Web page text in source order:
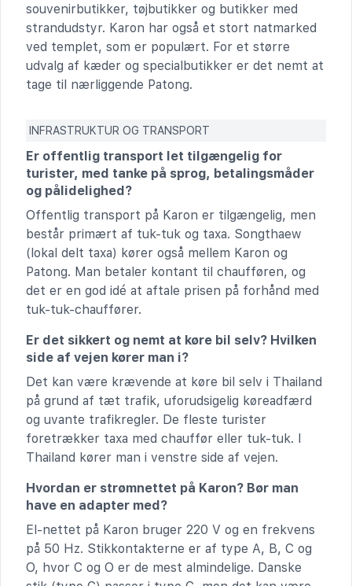
souvenirbutikker, tøjbutikker og butikker med
strandudstyr. Karon har også et stort natmarked
ved templet, som er populært. For et større
udvalg af kæder og specialbutikker er det nemt at
tage til nærliggende Patong.
INFRASTRUKTUR OG TRANSPORT
Er offentlig transport let tilgængelig for
turister, med tanke på sprog, betalingsmåder
og pålidelighed?
Offentlig transport på Karon er tilgængelig, men
består primært af tuk-tuk og taxa. Songthaew
(lokal delt taxa) kører også mellem Karon og
Patong. Man betaler kontant til chaufføren, og
det er en god idé at aftale prisen på forhånd med
tuk-tuk-chauffører.
Er det sikkert og nemt at køre bil selv? Hvilken
side af vejen kører man i?
Det kan være krævende at køre bil selv i Thailand
på grund af tæt trafik, uforudsigelig køreadfærd
og uvante trafikregler. De fleste turister
foretrækker taxa med chauffør eller tuk-tuk. I
Thailand kører man i venstre side af vejen.
Hvordan er strømnettet på Karon? Bør man
have en adapter med?
El-nettet på Karon bruger 220 V og en frekvens
på 50 Hz. Stikkontakterne er af type A, B, C og
O, hvor C og O er de mest almindelige. Danske